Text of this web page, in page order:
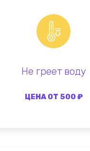
Не греет воду
ЦЕНА ОТ 500 ₽